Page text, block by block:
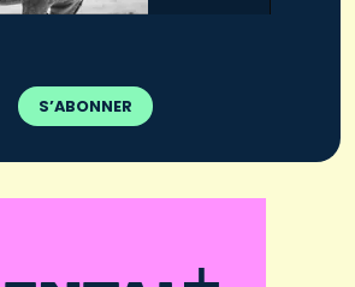
S’ABONNER